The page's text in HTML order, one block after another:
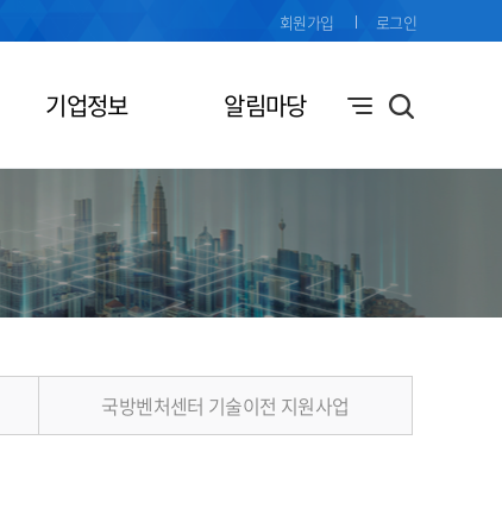
기업정보 알림마당
회원가입 로그인
국방벤처센터 기술이전 지원사업